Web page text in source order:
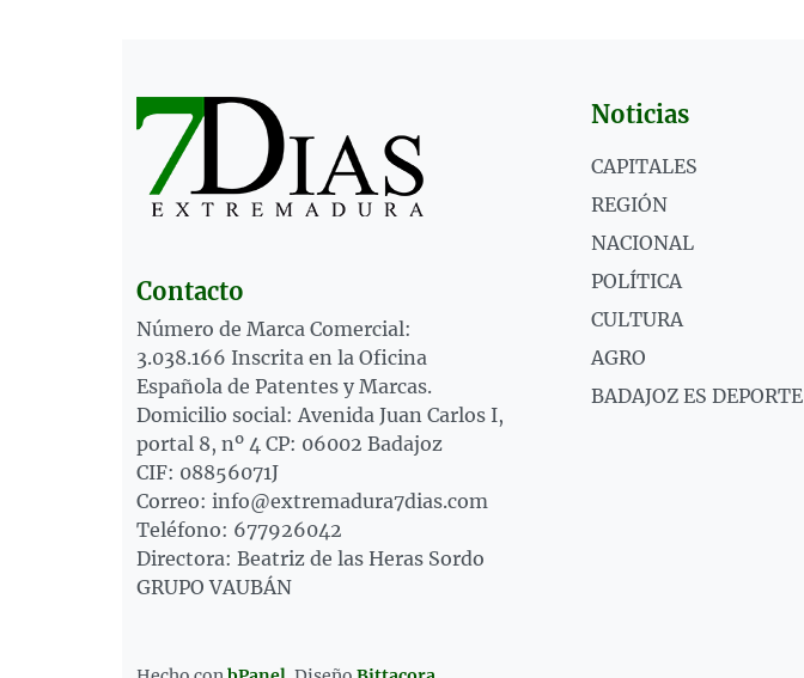
Contacto
Número de Marca Comercial:
3.038.166 Inscrita en la Oficina
Española de Patentes y Marcas.
Domicilio social: Avenida Juan Carlos I,
portal 8, nº 4 CP: 06002 Badajoz
CIF: 08856071J
Correo: info@extremadura7dias.com
Teléfono: 677926042
Directora: Beatriz de las Heras Sordo
GRUPO VAUBÁN
Noticias
CAPITALES
REGIÓN
NACIONAL
POLÍTICA
CULTURA
AGRO
BADAJOZ ES DEPORTE